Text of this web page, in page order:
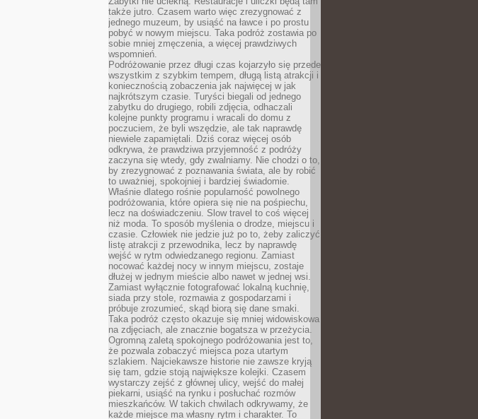
także jutro. Czasem warto więc zrezygnować z
jednego muzeum, by usiąść na ławce i po prostu
pobyć w nowym miejscu. Taka podróż zostawia po
sobie mniej zmęczenia, a więcej prawdziwych
wspomnień.
Podróżowanie przez długi czas kojarzyło się przede
wszystkim z szybkim tempem, długą listą atrakcji i
koniecznością zobaczenia jak najwięcej w jak
najkrótszym czasie. Turyści biegali od jednego
zabytku do drugiego, robili zdjęcia, odhaczali
kolejne punkty programu i wracali do domu z
poczuciem, że byli wszędzie, ale tak naprawdę
niewiele zapamiętali. Dziś coraz więcej osób
odkrywa, że prawdziwa przyjemność z podróży
zaczyna się wtedy, gdy zwalniamy. Nie chodzi o to,
by zrezygnować z poznawania świata, ale by robić
to uważniej, spokojniej i bardziej świadomie.
Właśnie dlatego rośnie popularność powolnego
podróżowania, które opiera się nie na pośpiechu,
lecz na doświadczeniu. Slow travel to coś więcej
niż moda. To sposób myślenia o drodze, miejscu i
czasie. Człowiek nie jedzie już po to, żeby zaliczyć
listę atrakcji z przewodnika, lecz by naprawdę
wejść w rytm odwiedzanego regionu. Zamiast
nocować każdej nocy w innym miejscu, zostaje
dłużej w jednym mieście albo nawet w jednej wsi.
Zamiast wyłącznie fotografować lokalną kuchnię,
siada przy stole, rozmawia z gospodarzami i
próbuje zrozumieć, skąd biorą się dane smaki.
Taka podróż często okazuje się mniej widowiskowa
na zdjęciach, ale znacznie bogatsza w przeżycia.
Ogromną zaletą spokojnego podróżowania jest to,
że pozwala zobaczyć miejsca poza utartym
szlakiem. Najciekawsze historie nie zawsze kryją
się tam, gdzie stoją największe kolejki. Czasem
wystarczy zejść z głównej ulicy, wejść do małej
piekarni, usiąść na rynku i posłuchać rozmów
mieszkańców. W takich chwilach odkrywamy, że
każde miejsce ma własny rytm i charakter. To